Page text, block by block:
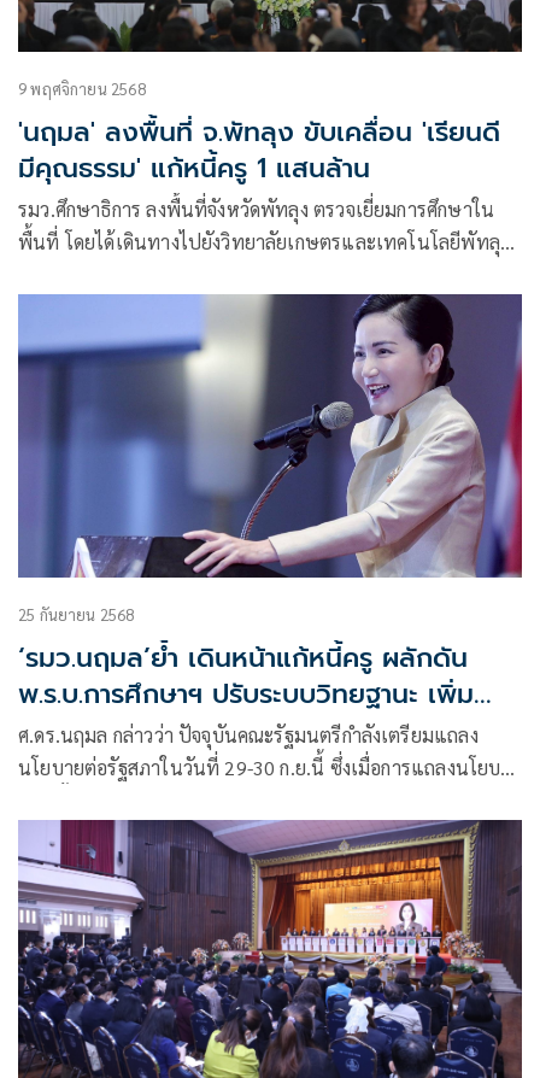
9 พฤศจิกายน 2568
'นฤมล' ลงพื้นที่ จ.พัทลุง ขับเคลื่อน 'เรียนดี
มีคุณธรรม' แก้หนี้ครู 1 แสนล้าน
รมว.ศึกษาธิการ ลงพื้นที่จังหวัดพัทลุง ตรวจเยี่ยมการศึกษาใน
พื้นที่ โดยได้เดินทางไปยังวิทยาลัยเกษตรและเทคโนโลยีพัทลุง
25 กันยายน 2568
‘รมว.นฤมล’ย้ำ เดินหน้าแก้หนี้ครู ผลักดัน
พ.ร.บ.การศึกษาฯ ปรับระบบวิทยฐานะ เพิ่ม
ตำแหน่ง พร้อมขอให้เน้นวิชาประวัติศาสตร์
มอง เด็กควรเข้าใจหน้าที่พลเมืองไทย
ศ.ดร.นฤมล กล่าวว่า ปัจจุบันคณะรัฐมนตรีกำลังเตรียมแถลง
นโยบายต่อรัฐสภาในวันที่ 29-30 ก.ย.นี้ ซึ่งเมื่อการแถลงนโยบาย
ในเอกสารทางราชการและออกคำสั่งในเชิงปฏิบัติได้เต็มรูปแบบ
ดังนั้นในการประชุมครั้งนี้จึงยังไม่ได้ถือเป็นการมอบนโยบาย
อย่างเป็นทางการ แต่เป็นการพูดคุยเพื่อทำความเข้าใจร่วมกัน
และเตรียมการล่วงหน้า โดยประเด็นเร่งด่วนที่